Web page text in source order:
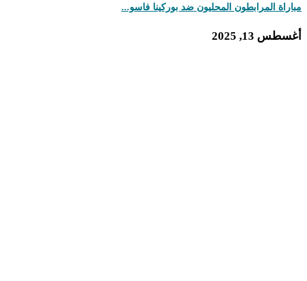
المحليون ضد بوركينا فاسو...